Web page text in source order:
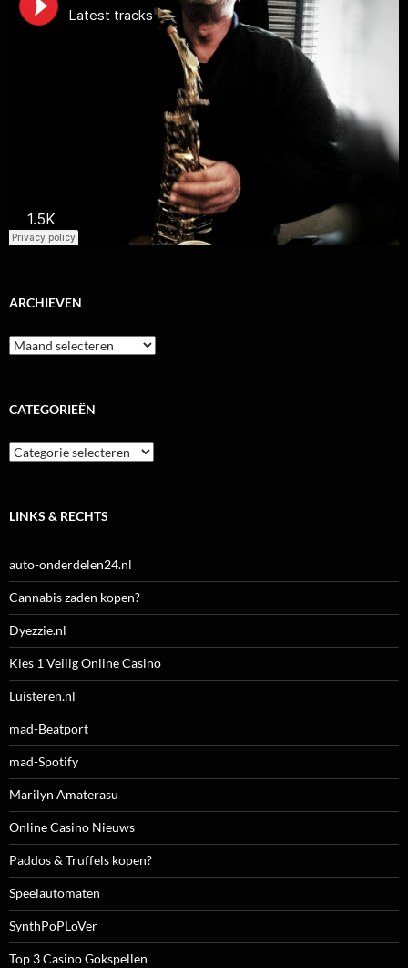
ARCHIEVEN
Archieven
CATEGORIEËN
Categorieën
LINKS & RECHTS
auto-onderdelen24.nl
Cannabis zaden kopen?
Dyezzie.nl
Kies 1 Veilig Online Casino
Luisteren.nl
mad-Beatport
mad-Spotify
Marilyn Amaterasu
Online Casino Nieuws
Paddos & Truffels kopen?
Speelautomaten
SynthPoPLoVer
Top 3 Casino Gokspellen